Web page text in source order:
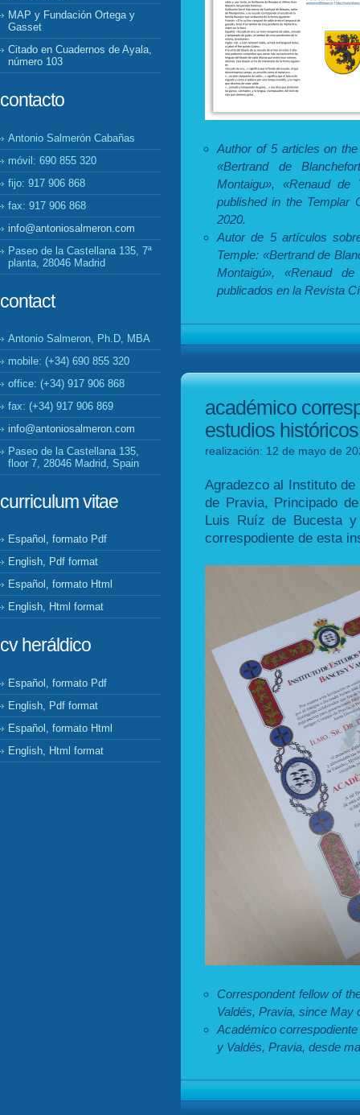
MAP y Fundación Ortega y
Gasset
Citado en Cuadernos de Ayala,
número 103
contacto
Antonio Salmerón Cabañas
móvil: 690 855 320
fijo: 917 906 868
fax: 917 906 868
info@antoniosalmeron.com
Paseo de la Castellana 135, 7ª
planta, 28046 Madrid
contact
Antonio Salmeron, Ph.D, MBA
mobile: (+34) 690 855 320
office: (+34) 917 906 868
fax: (+34) 917 906 869
info@antoniosalmeron.com
Paseo de la Castellana 135,
floor 7, 28046 Madrid, Spain
curriculum vitae
Español, formato Pdf
English, Pdf format
Español, formato Html
English, Html format
cv heráldico
Español, formato Pdf
English, Pdf format
Español, formato Html
English, Html format
Author of 5 articles on
«Bertrand de
Montaigu», «Renaud de
published in the Templar
2020.
Autor de 5 artículos
Temple: «Bertrand de
Montaigú», «Renaud
publicados en la Revista
académico
estudios
realización: 12 de mayo de
Agradezco al Instituto
de Pravia, Principado
Luis Ruíz de Bucesta y
correspodiente de esta
Correspondent fellow of
Valdés, Pravia, since May
Académico
y Valdés, Pravia, desde